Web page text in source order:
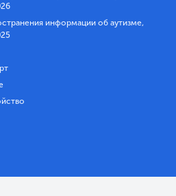
информации об аутизме,